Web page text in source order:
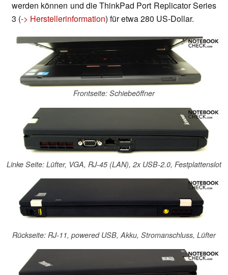
werden können und die ThinkPad Port Replicator Series
3 (-> Herstellerinformation) für etwa 280 US-Dollar.
Frontseite: Schiebeöffner
Linke Seite: Lüfter, VGA, RJ-45 (LAN), 2x USB-2.0, Festplattenslot
Rückseite: RJ-11, powered USB, Akku, Stromanschluss, Lüfter